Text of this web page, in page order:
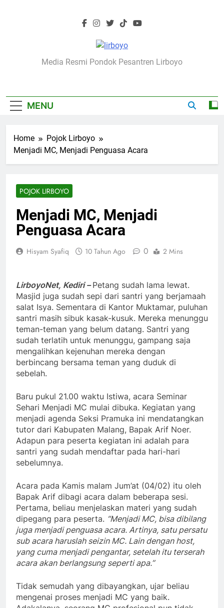
Lirboyo.net
Media Resmi Pondok Pesantren Lirboyo
MENU
Home
Pojok Lirboyo
Menjadi MC, Menjadi Penguasa Acara
POJOK LIRBOYO
Menjadi MC, Menjadi
Penguasa Acara
Hisyam Syafiq 10 Tahun Ago 0 2 Mins
LirboyoNet, Kediri – Petang sudah lama lewat.
Masjid juga sudah sepi dari santri yang berjamaah
salat Isya. Sementara di Kantor Muktamar, puluhan
santri masih sibuk kasak-kusuk. Mereka menunggu
teman-teman yang belum datang. Santri yang
sudah terlatih untuk menunggu, gampang saja
mengalihkan kejenuhan mereka dengan
berbincang bersama teman yang duduk di
sebelah.
Baru pukul 21.00 waktu Istiwa, acara Seminar
Sehari Menjadi MC mulai dibuka. Kegiatan yang
menjadi agenda Seksi Pramuka ini mendatangkan
tutor dari Kabupaten Malang, Bapak Arif Noer.
Adapun para peserta kegiatan ini adalah para
santri yang sudah mendaftar pada hari-hari
sebelumnya.
Acara pada Kamis malam Jum’at (04/02) itu oleh
Bapak Arif dibagi acara dalam beberapa sesi.
Pertama, beliau menjelaskan materi yang sudah
dipegang para peserta. “Menjadi MC, bisa dibilang
juga menjadi penguasa acara. Artinya, satu persatu
sub acara haruslah seizin MC. Lain dengan host,
yang cuma menjadi pengantar, setelah itu terserah
acara akan berlangsungseperti apa.”
Tidak semudah yang dibayangkan, ujar beliau
mengenai proses menjadi MC yang baik.